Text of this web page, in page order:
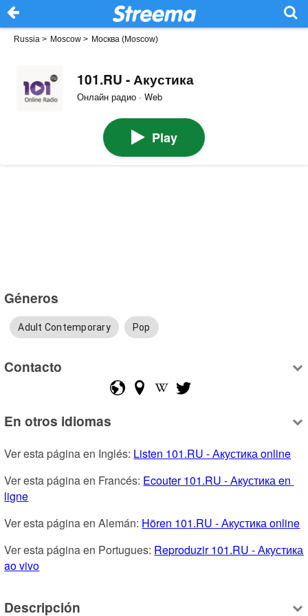
Russia > Moscow > Москва (Moscow)
101.RU - Акустика
Онлайн радио · Web
Play
Géneros
Adult Contemporary Pop
Contacto
En otros idiomas
Ver esta página en Inglés: Listen 101.RU - Акустика online
Ver esta página en Francés: Ecouter 101.RU - Акустика en
ligne
Ver esta página en Alemán: Hören 101.RU - Акустика online
Ver esta página en Portugues: Reproduzir 101.RU - Акустика
ao vivo
Descripción